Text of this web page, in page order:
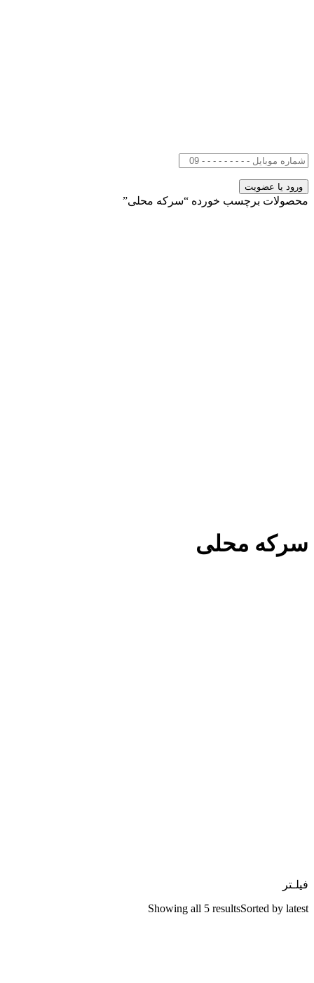
محصولات برچسب خورده “سرکه محلی”
سرکه محلی
فیلـتر
Showing all 5 resultsSorted by latest